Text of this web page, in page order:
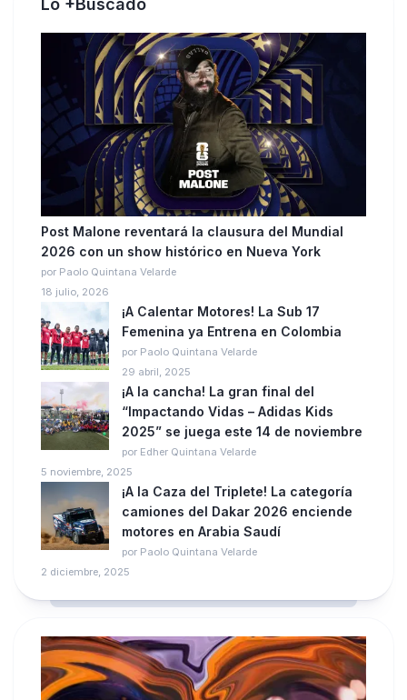
Lo +Buscado
Post Malone reventará la clausura del Mundial
2026 con un show histórico en Nueva York
por Paolo Quintana Velarde
18 julio, 2026
¡A Calentar Motores! La Sub 17
Femenina ya Entrena en Colombia
por Paolo Quintana Velarde
29 abril, 2025
¡A la cancha! La gran final del
“Impactando Vidas – Adidas Kids
2025” se juega este 14 de noviembre
por Edher Quintana Velarde
5 noviembre, 2025
¡A la Caza del Triplete! La categoría
camiones del Dakar 2026 enciende
motores en Arabia Saudí
por Paolo Quintana Velarde
2 diciembre, 2025